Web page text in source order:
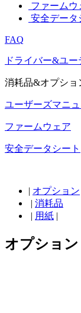
ファームウ
安全データ
FAQ
ドライバー&ユ
消耗品&オプショ
ユーザーズマニ
ファームウェア
安全データシート
| オプション
| 消耗品
| 用紙 |
オプション